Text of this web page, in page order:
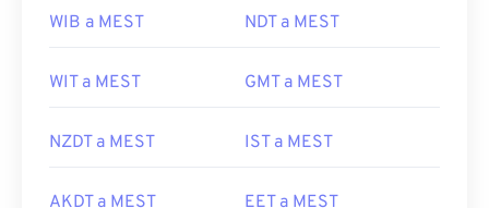
WIB a MEST NDT a MEST
WIT a MEST GMT a MEST
NZDT a MEST IST a MEST
AKDT a MEST EET a MEST